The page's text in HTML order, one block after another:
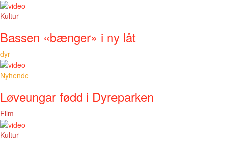
Kultur
Bassen «bænger» i ny låt
dyr
Nyhende
Løveungar fødd i Dyreparken
Film
Kultur